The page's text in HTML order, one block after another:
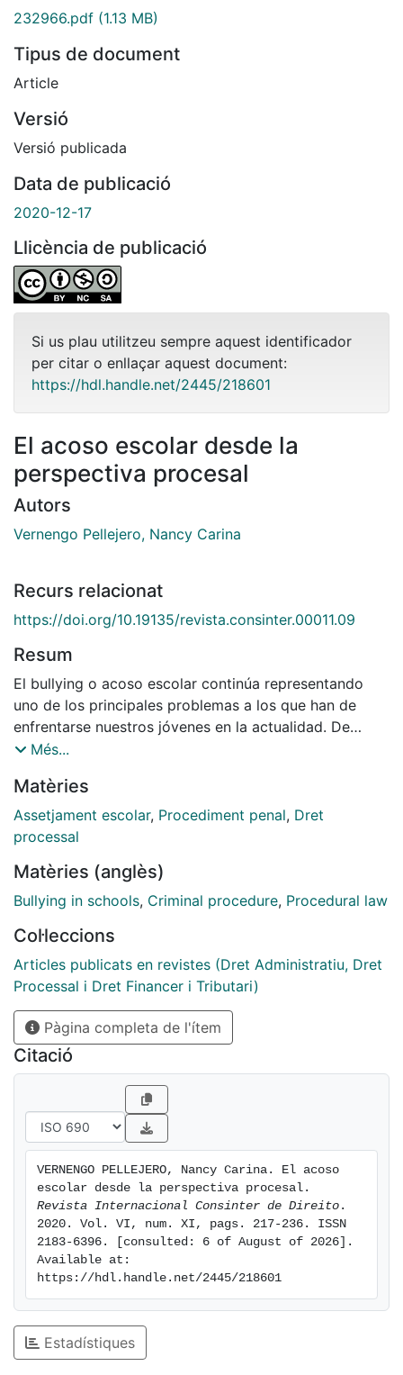
232966.pdf (1.13 MB)
Tipus de document
Article
Versió
Versió publicada
Data de publicació
2020-12-17
Llicència de publicació
Si us plau utilitzeu sempre aquest identificador
per citar o enllaçar aquest document:
https://hdl.handle.net/2445/218601
El acoso escolar desde la
perspectiva procesal
Autors
Vernengo Pellejero, Nancy Carina
Recurs relacionat
https://doi.org/10.19135/revista.consinter.00011.09
Resum
El bullying o acoso escolar continúa representando
uno de los principales problemas a los que han de
enfrentarse nuestros jóvenes en la actualidad. De
hecho, y aunque se está intentando dotar a la
suficientes para luchar contra esta problemática,
somos testigos de frecuentes casos de flagrante
violencia, que nos hacen cuestionarnos si las medidas
tiene por objeto el análisis del acoso escolar desde
una perspectiva eminentemente procesal, pero sin
este fenómeno. Para ello, no solo nos aproximaremos
a la regulación del proceso penal de menores y las
posibles consecuencias que de él pueden derivarse;
sino que también nos fijaremos en aquellos elementos
propios de la psicología y que, en cierto modo,
pueden ayudarnos a desenmarañar el posible origen
de estas situaciones y sus secuelas sobre las víctimas.
Més...
Matèries
Assetjament escolar, Procediment penal, Dret
processal
Matèries (anglès)
Bullying in schools, Criminal procedure, Procedural law
Col·leccions
Articles publicats en revistes (Dret Administratiu, Dret
Processal i Dret Financer i Tributari)
Pàgina completa de l'ítem
Citació
VERNENGO PELLEJERO, Nancy Carina. El acoso
Revista Internacional Consinter de Direito .
2020. Vol. VI, num. XI, pags. 217-236. ISSN
2183-6396. [consulted: 6 of August of 2026].
Available at:
https://hdl.handle.net/2445/218601
Estadístiques